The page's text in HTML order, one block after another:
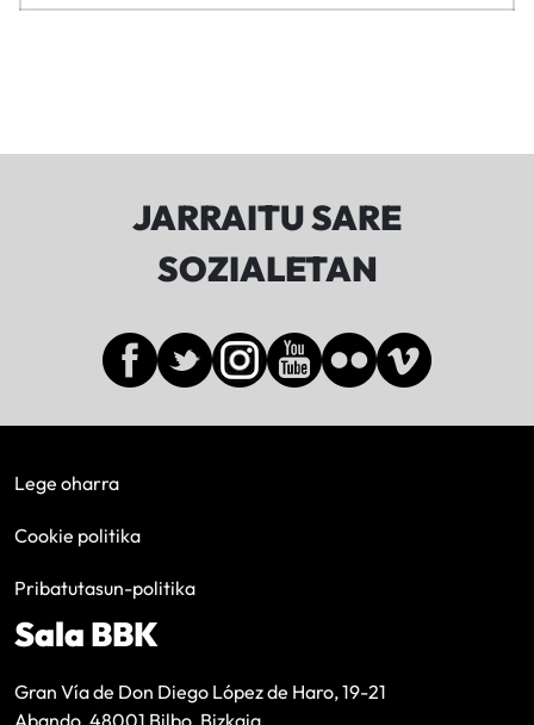
JARRAITU SARE
SOZIALETAN
Lege oharra
Cookie politika
Pribatutasun-politika
Sala BBK
Gran Vía de Don Diego López de Haro, 19-21
Abando, 48001 Bilbo, Bizkaia